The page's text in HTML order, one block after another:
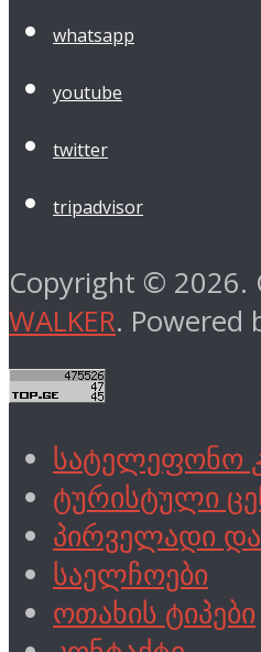
whatsapp
youtube
twitter
tripadvisor
Copyright © 2026.
WALKER. Powered
სატელეფონო
ტურისტული
პირველადი
საელჩოები
ოთახის ტიპები